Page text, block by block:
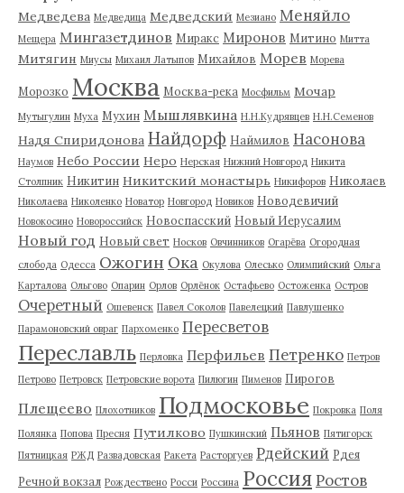
Медведева Медведица Медведский Мезиано Меняйло
Мещера Мингазетдинов Миракс Миронов Митино Митта
Митягин Миусы Михаил Латыпов Михайлов Морев Морева
Морозко Москва Москва-река Мосфильм Мочар
Мутыгулин Муха Мухин Мышлявкина Н.Н.Кудрявцев Н.Н.Семенов
Надя Спиридонова Найдорф Наймилов Насонова
Наумов Небо России Неро Нерская Нижний Новгород Никита
Столпник Никитин Никитский монастырь Никифоров Николаев
Николаева Николенко Новатор Новгород Новиков Новодевичий
Новокосино Новороссийск Новоспасский Новый Иерусалим
Новый год Новый свет Носков Овчинников Огарёва Огородная
слобода Одесса Ожогин Ока Окулова Олесько Олимпийский Ольга
Карталова Ольгово Опарин Орлов Орлёнок Остафьево Остоженка Остров
Очеретный Ошевенск Павел Соколов Павелецкий Павлушенко
Парамоновский овраг Пархоменко Пересветов
Переславль Перловка Перфильев Петренко Петров
Петрово Петровск Петровские ворота Пилюгин Пименов Пирогов
Плещеево Плохотников Подмосковье Покровка Поля
Полянка Попова Пресня Путилково Пушкинский Пьянов Пятигорск
Пятницкая РЖД Развадовская Ракета Расторгуев Рдейский Рдея
Речной вокзал Рождествено Росси Россина Россия Ростов